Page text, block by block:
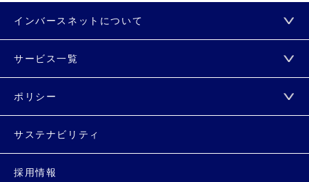
インバースネットについて
サービス一覧
ポリシー
サステナビリティ
採用情報